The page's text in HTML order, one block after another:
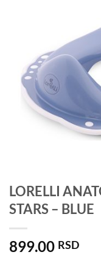
LORELLI
STARS – BLUE
899.00 RSD